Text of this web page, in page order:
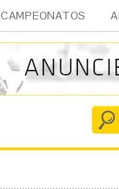
CAMPEONATOS